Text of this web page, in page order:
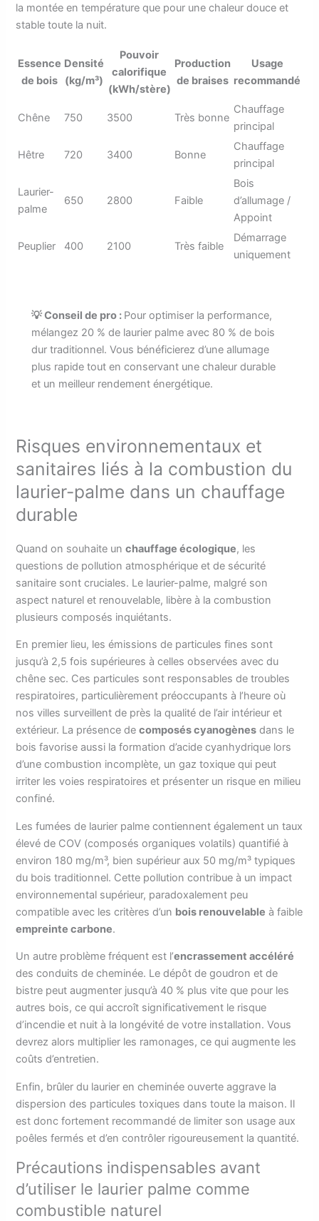
la montée en température que pour une chaleur douce et
stable toute la nuit.
Essence
de bois
Densité
(kg/m³)
Pouvoir
calorifique
(kWh/stère)
Production
de braises
Usage
recommandé
Chêne 750 3500 Très bonne
Chauffage
principal
Hêtre 720 3400 Bonne
Chauffage
principal
Laurier-
palme
650 2800 Faible
Bois
d’allumage /
Appoint
Peuplier 400 2100 Très faible
Démarrage
uniquement
💡 Conseil de pro : Pour optimiser la performance,
mélangez 20 % de laurier palme avec 80 % de bois
dur traditionnel. Vous bénéficierez d’une allumage
plus rapide tout en conservant une chaleur durable
et un meilleur rendement énergétique.
Risques environnementaux et
sanitaires liés à la combustion du
laurier-palme dans un chauffage
durable
Quand on souhaite unchauffage écologique, les
questions de pollution atmosphérique et de sécurité
sanitaire sont cruciales. Le laurier-palme, malgré son
aspect naturel et renouvelable, libère à la combustion
plusieurs composés inquiétants.
En premier lieu, les émissions de particules fines sont
jusqu’à 2,5 fois supérieures à celles observées avec du
chêne sec. Ces particules sont responsables de troubles
respiratoires, particulièrement préoccupants à l’heure où
nos villes surveillent de près la qualité de l’air intérieur et
extérieur. La présence decomposés cyanogènes dans le
bois favorise aussi la formation d’acide cyanhydrique lors
d’une combustion incomplète, un gaz toxique qui peut
irriter les voies respiratoires et présenter un risque en milieu
confiné.
Les fumées de laurier palme contiennent également un taux
élevé de COV (composés organiques volatils) quantifié à
environ 180 mg/m³, bien supérieur aux 50 mg/m³ typiques
du bois traditionnel. Cette pollution contribue à un impact
environnemental supérieur, paradoxalement peu
compatible avec les critères d’un bois renouvelable à faible
empreinte carbone.
Un autre problème fréquent est l’encrassement accéléré
des conduits de cheminée. Le dépôt de goudron et de
bistre peut augmenter jusqu’à 40 % plus vite que pour les
autres bois, ce qui accroît significativement le risque
d’incendie et nuit à la longévité de votre installation. Vous
devrez alors multiplier les ramonages, ce qui augmente les
coûts d’entretien.
Enfin, brûler du laurier en cheminée ouverte aggrave la
dispersion des particules toxiques dans toute la maison. Il
est donc fortement recommandé de limiter son usage aux
poêles fermés et d’en contrôler rigoureusement la quantité.
Précautions indispensables avant
d’utiliser le laurier palme comme
combustible naturel